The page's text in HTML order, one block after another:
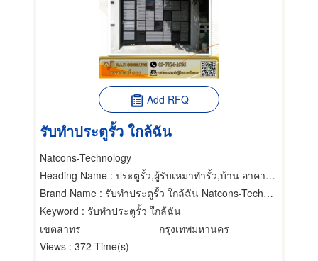
Add RFQ
รับทําประตูรั้ว ใกล้ฉัน
Natcons-Technology
Heading Name : ประตูรั้ว,ผู้รับเหมาทำรั้ว,บ้าน อาคารและโรงงานสำเร็จรูป
Brand Name : รับทําประตูรั้ว ใกล้ฉัน Natcons-Technology
Keyword : รับทําประตูรั้ว ใกล้ฉัน
เขตสาทร
กรุงเทพมหานคร
Views : 372 Time(s)